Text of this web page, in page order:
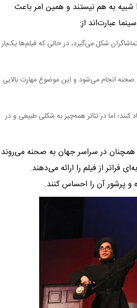
شبیه به هم نیستند و همین امر باعث
عبارت‌اند از:
شکل می‌گیرد، در حالی که فیلم‌ها یک‌بار
صحنه انجام می‌شود و این موضوع مهارت بالایی
اما در تئاتر همه‌چیز به شکلی طبیعی و در
همچنان در سراسر جهان به صحنه می‌روند
فراتر از فیلم را ارائه می‌دهند.
و پرشور آن را احساس کنند.